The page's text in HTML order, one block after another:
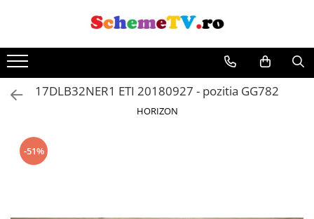
17DLB32NER1 ETI 20180927 - pozitia GG782
HORIZON
-51%